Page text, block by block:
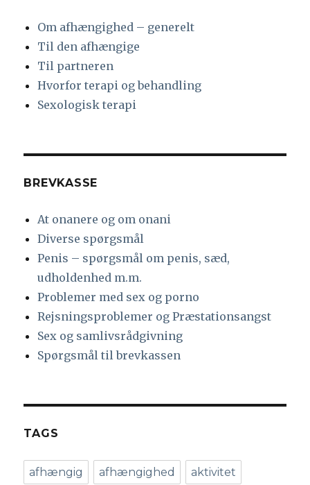
Om afhængighed – generelt
Til den afhængige
Til partneren
Hvorfor terapi og behandling
Sexologisk terapi
BREVKASSE
At onanere og om onani
Diverse spørgsmål
Penis – spørgsmål om penis, sæd,
udholdenhed m.m.
Problemer med sex og porno
Rejsningsproblemer og Præstationsangst
Sex og samlivsrådgivning
Spørgsmål til brevkassen
TAGS
afhængig afhængighed aktivitet